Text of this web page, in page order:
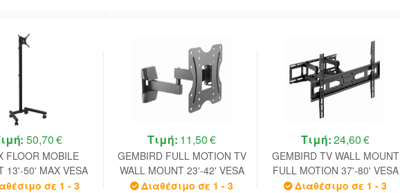
50,70 €
FLOOR MOBILE
13'-50' MAX VESA
BLACK
σε 1 - 3
Τιμή: 11,50 €
GEMBIRD FULL MOTION TV
WALL MOUNT 23'-42' VESA
200X200 BLACK
Διαθέσιμο σε 1 - 3
Τιμή:24,60 €
GEMBIRD TV WALL MOUNT
FULL MOTION 37'-80' VESA
600X400 BLACK
Διαθέσιμο σε 1 - 3